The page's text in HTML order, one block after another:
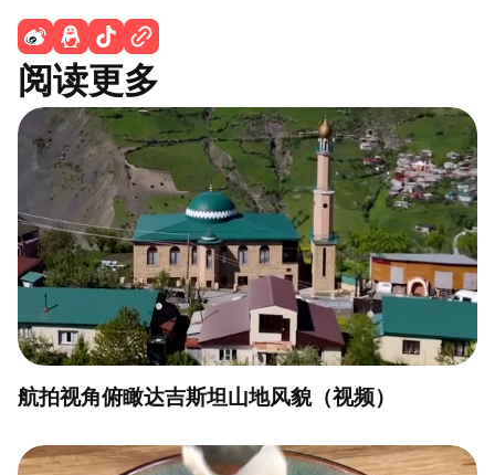
阅读更多
航拍视角俯瞰达吉斯坦山地风貌（视频）